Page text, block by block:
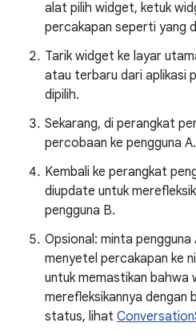
alat pilih widget, ketuk
percakapan seperti yang
Tarik widget ke layar
atau terbaru dari aplikasi
dipilih.
Sekarang, di perangkat
percobaan ke pengguna A.
Kembali ke perangkat
diupdate untuk
pengguna B.
Opsional: minta pengguna
menyetel percakapan ke
untuk memastikan bahwa
merefleksikannya dengan
status, lihat